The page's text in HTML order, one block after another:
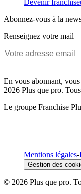
Devenir
Abonnez-vous à la
Renseignez votre mail
En vous abonnant,
2026 Plus que pro.
Le groupe Franchise
Mentions légales-
Gestion des
© 2026 Plus que pro.